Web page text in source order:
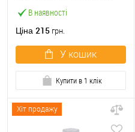
В наявності
Ціна 215 грн.
У кошик
Купити в 1 клік
Хіт продажу